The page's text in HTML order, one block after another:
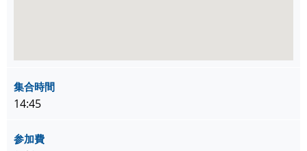
集合時間
14:45
参加費